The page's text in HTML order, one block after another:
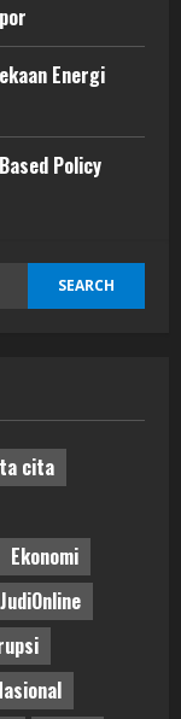
Energi
Policy
cita
Ekonomi
JudiOnline